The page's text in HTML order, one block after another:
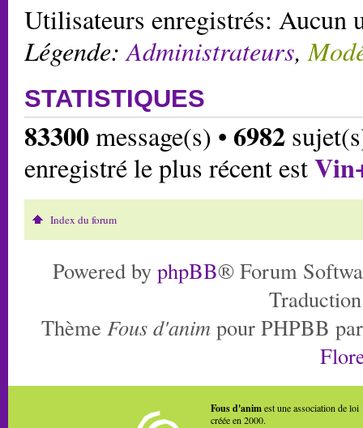
Utilisateurs enregistrés: Aucun
Légende:Administrateurs,
STATISTIQUES
83300message(s) • 6982
enregistré le plus récent est
Index du forum
Powered by phpBB® Forum
Thème Fous d'anim pour PHPBB
Fous d'animest une association de loi
créée en 2000.